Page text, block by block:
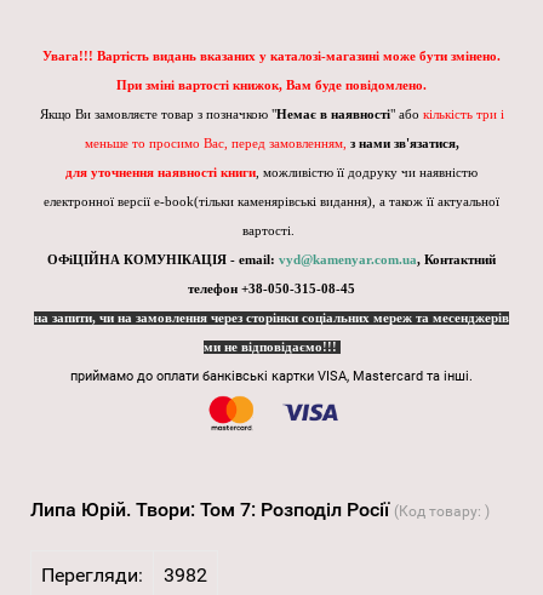
Увага!!! Вартість видань вказаних у каталозі-магазині може бути змінено.
При зміні вартості книжок, Вам буде повідомлено.
Якщо Ви замовляєте товар з позначкою "Немає в наявності" або кількість три і
меньше то просимо Вас, перед замовленням, з нами зв'язатися,
для уточнення наявності книги , можливістю її додруку чи наявністю
електронної версії e-book(тільки каменярівські видання), а також її актуальної
вартості.
ОФіЦІЙНА КОМУНІКАЦІЯ - email: vyd@kamenyar.com.ua, Контактний
телефон +38-050-315-08-45
на запити, чи на замовлення через сторінки соціальних мереж та месенджерів
ми не відповідаємо!!!
приймамо до оплати банківські картки VISA, Mastercard та інші.
Липа Юрій. Твори: Том 7: Розподіл Росії (Код товару: )
Перегляди: 3982